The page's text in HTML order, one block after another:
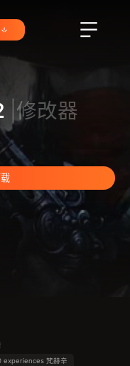
|修改器
experiences 梵赫辛